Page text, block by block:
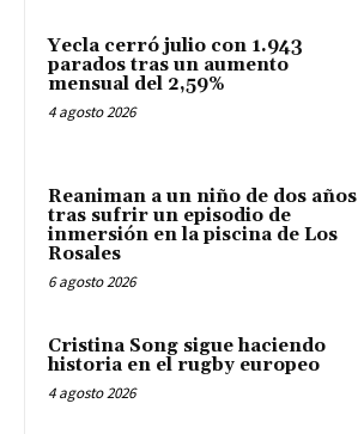
Yecla cerró julio con 1.943
parados tras un aumento
mensual del 2,59%
4 agosto 2026
Reaniman a un niño de dos años
tras sufrir un episodio de
inmersión en la piscina de Los
Rosales
6 agosto 2026
Cristina Song sigue haciendo
historia en el rugby europeo
4 agosto 2026